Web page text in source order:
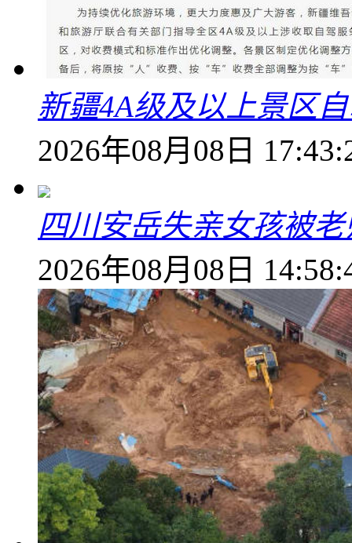
新疆4A级及以上景区
2026年08月08日
四川安岳失亲女孩被
2026年08月08日